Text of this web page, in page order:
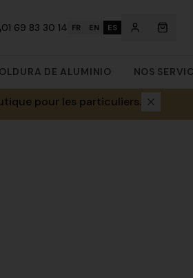
01 69 83 30 14 FR EN ES
DE ALUMINIO NOS
pour les particuliers.